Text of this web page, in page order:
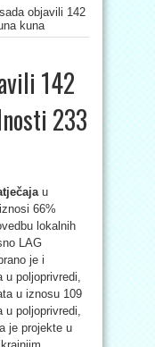
objavili 142
kuna
142
233
u
66%
lokalnih
LAG
je i
u poljoprivredi,
u iznosu 109
u poljoprivredi,
je projekte u